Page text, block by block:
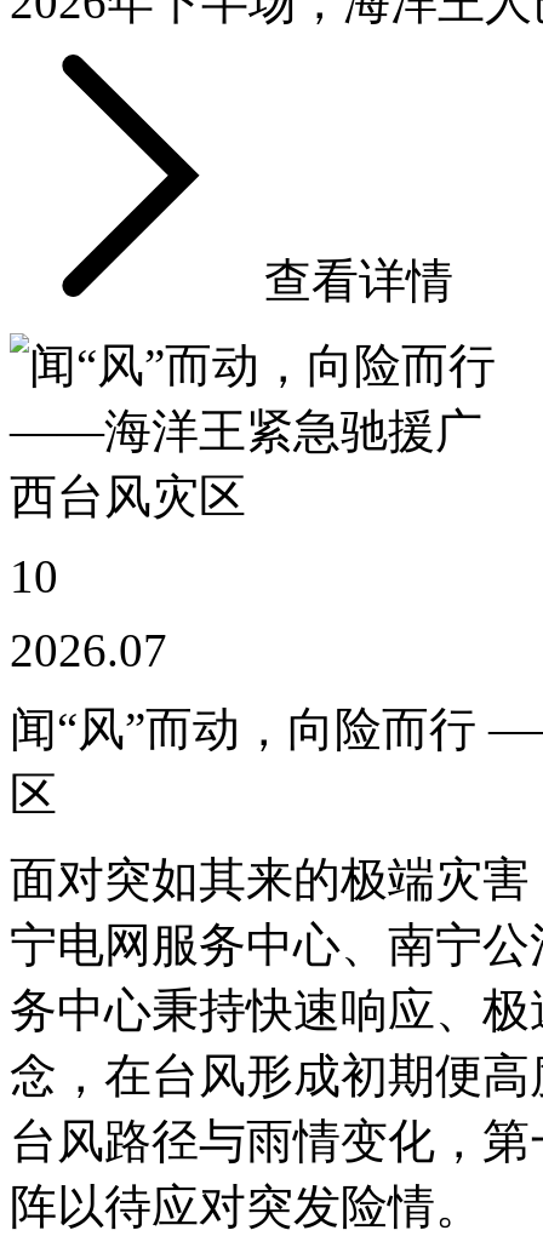
查看详情
10
2026.07
闻“风”而动，向险而行
区
面对突如其来的极端灾
宁电网服务中心、南宁
务中心秉持快速响应、
念，在台风形成初期便
台风路径与雨情变化，
阵以待应对突发险情。